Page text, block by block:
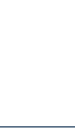
は、一面に咲く